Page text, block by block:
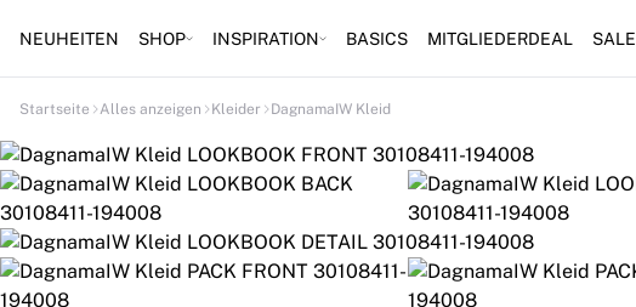
NEUHEITEN SHOP INSPIRATION BASICS MITGLIEDERDEAL SALE
Startseite Alles anzeigen Kleider DagnamaIW Kleid